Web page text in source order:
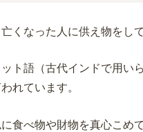
くなった人に供え物をし
ト語（古代インドで用い
れています。
食べ物や財物を真心こめ